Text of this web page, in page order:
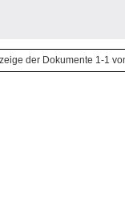
der Dokumente 1-1